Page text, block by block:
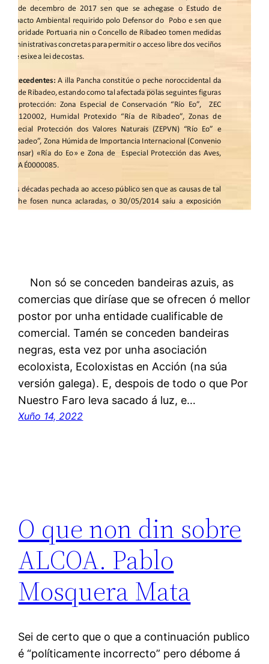
Non só se conceden bandeiras azuis, as
comercias que diríase que se ofrecen ó mellor
postor por unha entidade cualificable de
comercial. Tamén se conceden bandeiras
negras, esta vez por unha asociación
ecoloxista, Ecoloxistas en Acción (na súa
versión galega). E, despois de todo o que Por
Nuestro Faro leva sacado á luz, e…
Xuño 14, 2022
O que non din sobre
ALCOA. Pablo
Mosquera Mata
Sei de certo que o que a continuación publico
é “políticamente incorrecto” pero débome á